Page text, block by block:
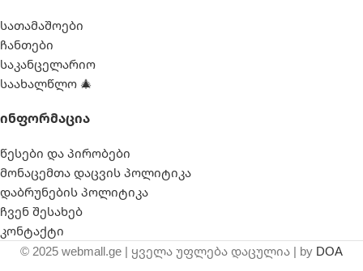
სათამაშოები
ჩანთები
საკანცელარიო
საახალწლო 🎄
Ინფორმაცია
წესები და პირობები
მონაცემთა დაცვის პოლიტიკა
დაბრუნების პოლიტიკა
ჩვენ შესახებ
კონტაქტი
© 2025 webmall.ge | ყველა უფლება დაცულია | by DOA